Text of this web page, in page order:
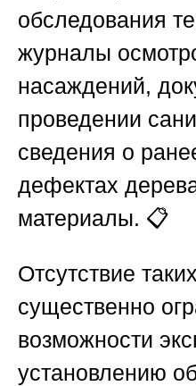
обследования
журналы
насаждений,
проведении
сведения о
дефектах
материалы. 📋
Отсутствие
существенно
возможности
установлению